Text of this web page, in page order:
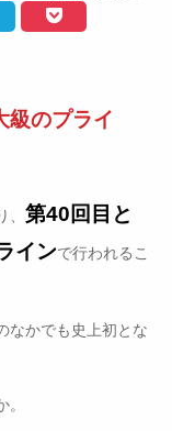
級のプライ
第40回目と
インで行われるこ
なかでも史上初とな